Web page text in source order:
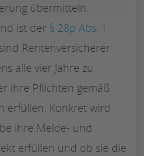
übermitteln.
ist der § 28p Abs. 1
Rentenversicherer
alle vier Jahre zu
ihre Pflichten gemäß
erfüllen. Konkret wird
ihre Melde- und
erfüllen und ob sie die